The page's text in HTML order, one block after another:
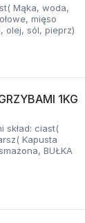
Mąka, woda,
mięso
olej, sól, pieprz)
1KG
skład: ciast(
Kapusta
BUŁKA